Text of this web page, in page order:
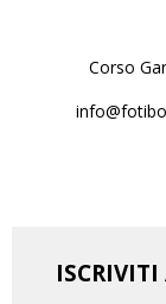
Corso
ISCRIVITI